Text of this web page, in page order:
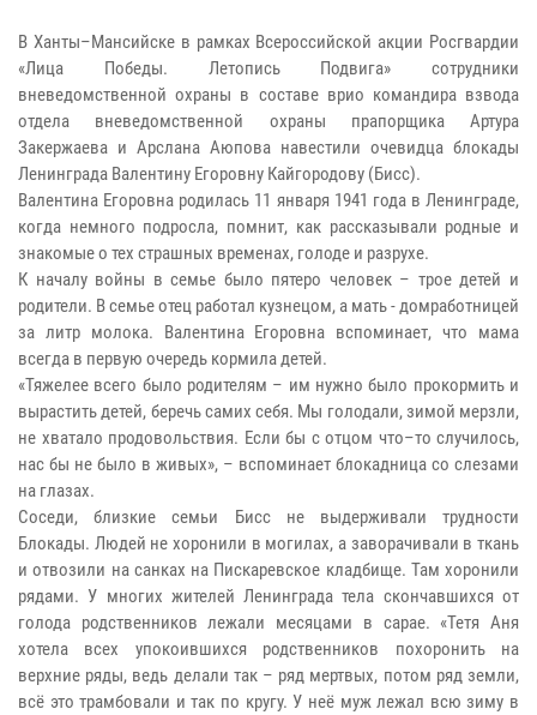
В Ханты–Мансийске в рамках Всероссийской акции Росгвардии
«Лица Победы. Летопись Подвига» сотрудники
вневедомственной охраны в составе врио командира взвода
отдела вневедомственной охраны прапорщика Артура
Закержаева и Арслана Аюпова навестили очевидца блокады
Ленинграда Валентину Егоровну Кайгородову (Бисс).
Валентина Егоровна родилась 11 января 1941 года в Ленинграде,
когда немного подросла, помнит, как рассказывали родные и
знакомые о тех страшных временах, голоде и разрухе.
К началу войны в семье было пятеро человек – трое детей и
родители. В семье отец работал кузнецом, а мать - домработницей
за литр молока. Валентина Егоровна вспоминает, что мама
всегда в первую очередь кормила детей.
«Тяжелее всего было родителям – им нужно было прокормить и
вырастить детей, беречь самих себя. Мы голодали, зимой мерзли,
не хватало продовольствия. Если бы с отцом что–то случилось,
нас бы не было в живых», – вспоминает блокадница со слезами
на глазах.
Соседи, близкие семьи Бисс не выдерживали трудности
Блокады. Людей не хоронили в могилах, а заворачивали в ткань
и отвозили на санках на Пискаревское кладбище. Там хоронили
рядами. У многих жителей Ленинграда тела скончавшихся от
голода родственников лежали месяцами в сарае. «Тетя Аня
хотела всех упокоившихся родственников похоронить на
верхние ряды, ведь делали так – ряд мертвых, потом ряд земли,
всё это трамбовали и так по кругу. У неё муж лежал всю зиму в